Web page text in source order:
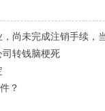
续，当月已经没有报表报出，请问总公
转钱脑梗死
？